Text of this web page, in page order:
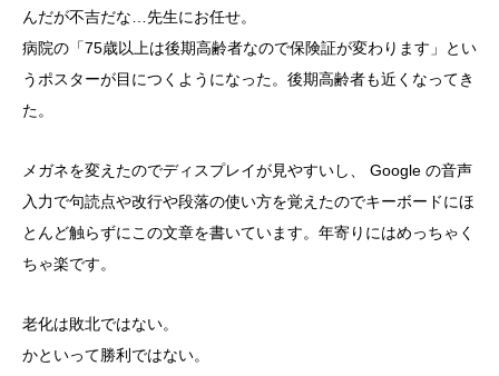
んだが不吉だな…先生にお任せ。
病院の「75歳以上は後期高齢者なので保険証が変わります」とい
うポスターが目につくようになった。後期高齢者も近くなってき
た。
メガネを変えたのでディスプレイが見やすいし、 Google の音声
入力で句読点や改行や段落の使い方を覚えたのでキーボードにほ
とんど触らずにこの文章を書いています。年寄りにはめっちゃく
ちゃ楽です。
老化は敗北ではない。
かといって勝利ではない。